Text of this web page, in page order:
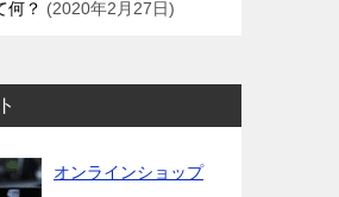
何？
2020年2月27日
オンラインショップ